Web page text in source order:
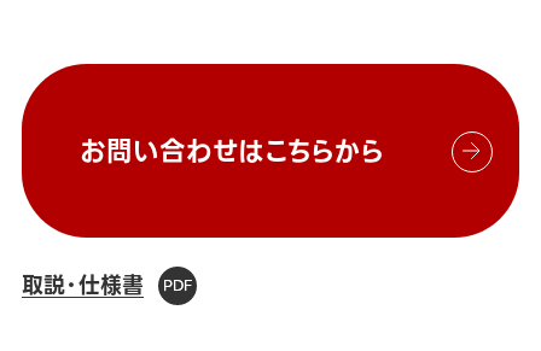
お問い合わせはこちらから
取説・仕様書